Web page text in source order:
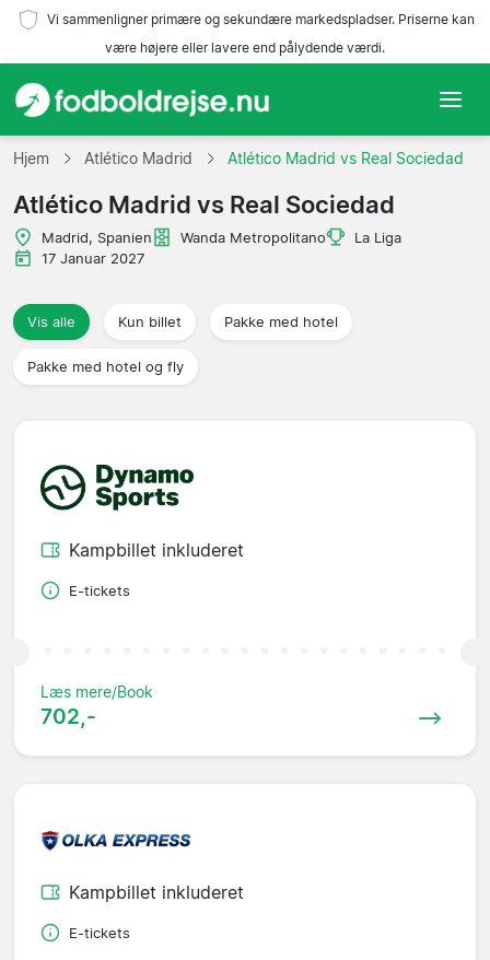
Vi sammenligner primære og sekundære markedspladser. Priserne kan
være højere eller lavere end pålydende værdi.
Hjem
Hold
Ligaer
Rejsebureauer
Hjem Atlético Madrid Atlético Madrid vs Real Sociedad
Atlético Madrid vs Real Sociedad
Madrid, Spanien Wanda Metropolitano
La Liga
17 Januar 2027
Vis alle Kun billet Pakke med hotel
Pakke med hotel og fly
Kampbillet inkluderet
E-tickets
Læs mere/Book
702,-
Kampbillet inkluderet
E-tickets